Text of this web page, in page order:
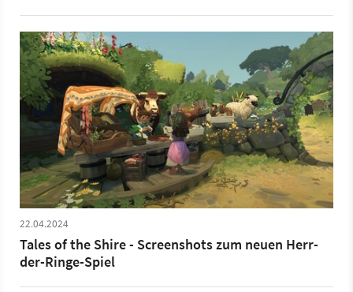
Möbel frei, arbeiten im Garten und kochen für hungrige
Gäste, um unsere Beziehungen innerhalb des Ortes zu
verbessern. Nachdem der ursprünglich angekündigte
Release Ende 2024 ins Wasser fiel, gibt es jetzt mit
einem kleinen Trailer einen neuen Termin. Am 25. März
2025 soll Tales of the Shire für PS5, Xbox Series,
Nintendo Switch und PC erscheinen.
22.04.2024
Tales of the Shire - Screenshots zum neuen Herr-
der-Ringe-Spiel